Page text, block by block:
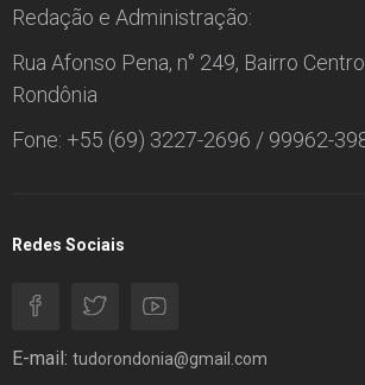
Redação e Administração:
Rua Afonso Pena, n° 249, Bairro
Rondônia
Fone: +55 (69) 3227-2696 / 99962-
Redes Sociais
E-mail: tudorondonia@gmail.com